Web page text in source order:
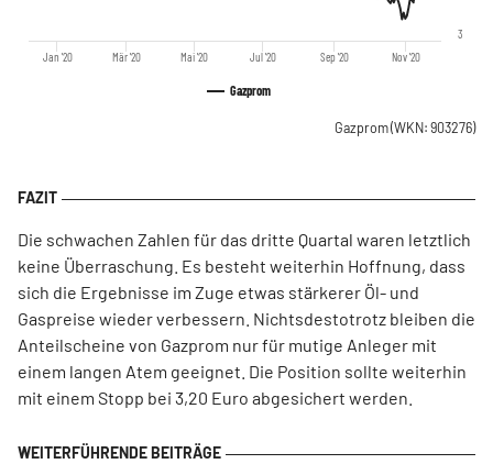
Gazprom
Jan '20 Mär '20 Mai '20 Jul '20 Sep '20 Nov '20
3
Gazprom(WKN: 903276)
Die schwachen Zahlen für das dritte Quartal waren letztlich
keine Überraschung. Es besteht weiterhin Hoffnung, dass
sich die Ergebnisse im Zuge etwas stärkerer Öl- und
Gaspreise wieder verbessern. Nichtsdestotrotz bleiben die
Anteilscheine von Gazprom nur für mutige Anleger mit
einem langen Atem geeignet. Die Position sollte weiterhin
mit einem Stopp bei 3,20 Euro abgesichert werden.